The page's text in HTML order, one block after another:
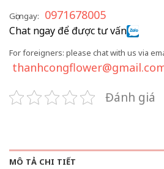
Gọi ngay: 0971678005
Chat ngay để được tư vấn
For foreigners: please chat with us via
Đánh giá
MÔ TẢ CHI TIẾT